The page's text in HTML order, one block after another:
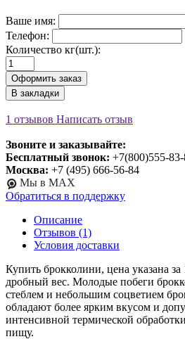
Ваше имя:
Телефон:
Количество кг(шт.):
Оформить заказ
В закладки
1 отзывов Написать отзыв
Звоните и заказывайте:
Бесплатный звонок: +7(800)555-
Москва: +7 (495) 666-56-84
Мы в MAX
Обратиться в поддержку
Описание
Отзывов (1)
Условия доставки
Купить брокколини, цена указана за
дробный вес. Молодые побеги
стеблем и небольшим соцветием
обладают более ярким вкусом и
интенсивной термической
пищу.